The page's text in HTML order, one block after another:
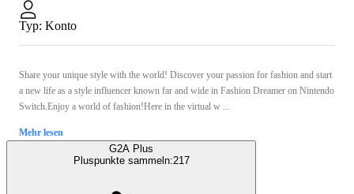
Typ: Konto
Share your unique style with the world! Discover your passion for fashion and start
a new life as a style influencer known far and wide in Fashion Dreamer on Nintendo
Switch.Enjoy a world of fashion!Here in the virtual w ...
Mehr lesen
G2A Plus
Pluspunkte sammeln:217